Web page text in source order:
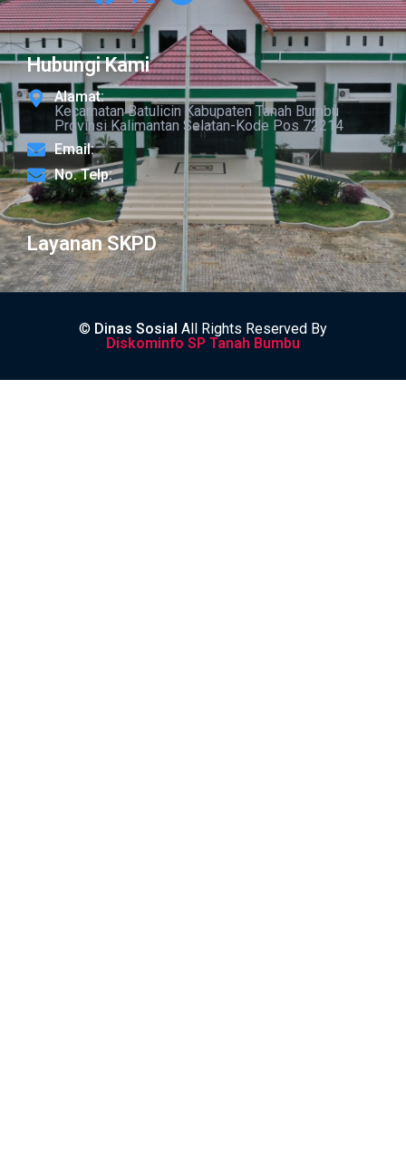
Hubungi Kami
Alamat:
Kecamatan Batulicin Kabupaten Tanah Bumbu
Provinsi Kalimantan Selatan-Kode Pos 72214
Email:
No. Telp:
Layanan SKPD
© Dinas Sosial All Rights Reserved By
Diskominfo SP Tanah Bumbu